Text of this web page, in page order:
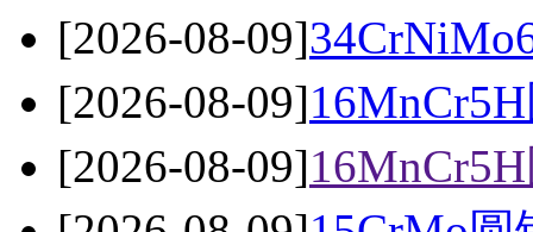
[2026-08-09]
[2026-08-09]
[2026-08-09]